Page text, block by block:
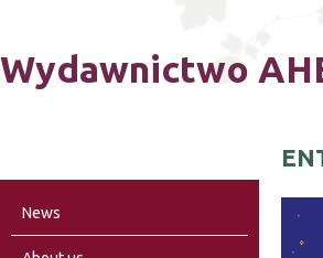
Wydawnictwo
News